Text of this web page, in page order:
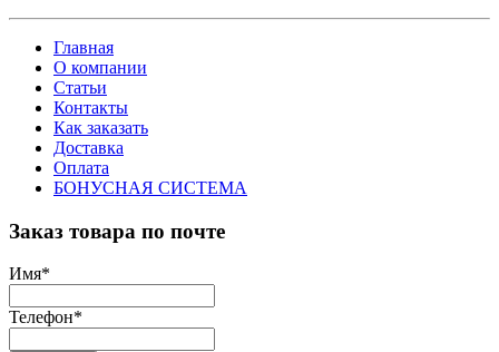
Главная
О компании
Статьи
Контакты
Как заказать
Доставка
Оплата
БОНУСНАЯ СИСТЕМА
Заказ товара по почте
Имя*
Телефон*